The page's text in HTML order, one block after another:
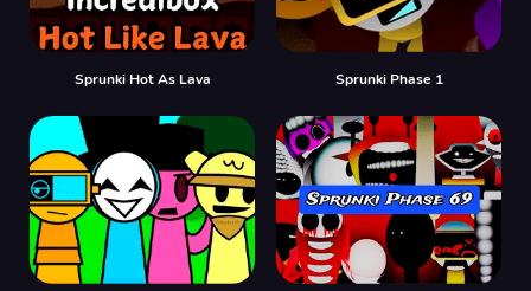
Sprunki Hot As Lava Sprunki Phase 1